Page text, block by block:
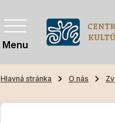
Menu
Hlavná stránka O nás